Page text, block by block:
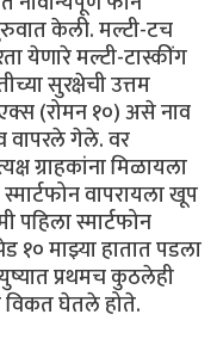
केली. मल्टी-टच
येणारे मल्टी-टास्कींग
सुरक्षेची उत्तम
(रोमन १०) असे नाव
वापरले गेले. वर
ग्राहकांना मिळायला
वापरायला खूप
पहिला स्मार्टफोन
१० माझ्या हातात पडला
प्रथमच कुठलेही
विकत घेतले होते.